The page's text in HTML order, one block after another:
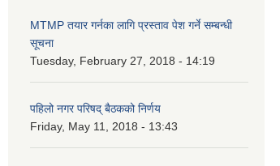
MTMP तयार गर्नका लागि प्रस्ताव पेश गर्ने सम्बन्धी
सूचना
Tuesday, February 27, 2018 - 14:19
पहिलो नगर परिषद् बैठकको निर्णय
Friday, May 11, 2018 - 13:43